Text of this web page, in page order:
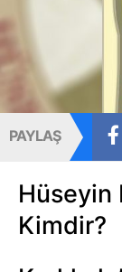
PAYLAŞ
Hüseyin
Kimdir?